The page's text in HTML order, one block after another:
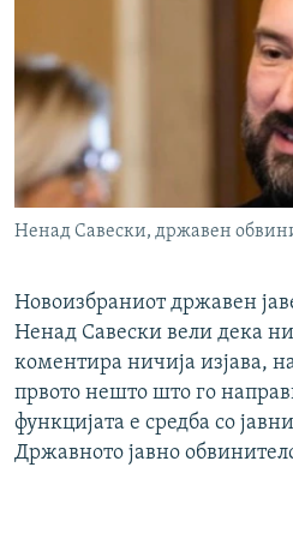
Ненад Савески, државен
Новоизбраниот државен
Ненад Савески вели дека
коментира ничија изјава,
првото нешто што го
функцијата е средба со
Државното јавно